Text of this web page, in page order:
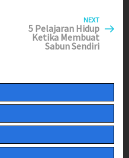
Next
Post
NEXT
5 Pelajaran Hidup
Ketika Membuat
Sabun Sendiri